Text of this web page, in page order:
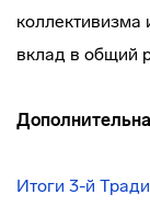
вклад в общий
Итоги 3-й